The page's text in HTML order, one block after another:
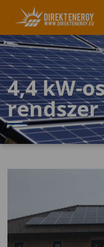
4,4 kW-
rendszer